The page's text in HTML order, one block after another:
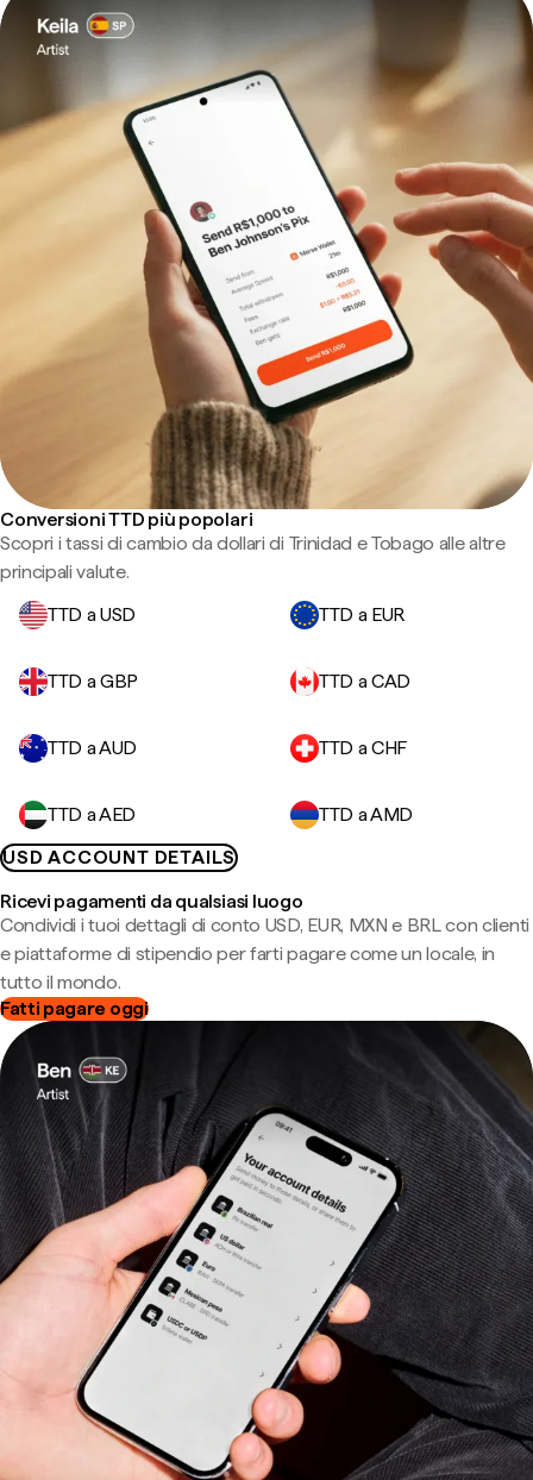
Conversioni TTD più popolari
Scopri i tassi di cambio da dollari di Trinidad e Tobago alle altre
principali valute.
TTD a USD
TTD a EUR
TTD a GBP TTD a CAD
TTD a AUD TTD a CHF
TTD a AED
TTD a AMD
USD ACCOUNT DETAILS
Ricevi pagamenti da qualsiasi luogo
Condividi i tuoi dettagli di conto USD, EUR, MXN e BRL con clienti
e piattaforme di stipendio per farti pagare come un locale, in
tutto il mondo.
Fatti pagare oggi